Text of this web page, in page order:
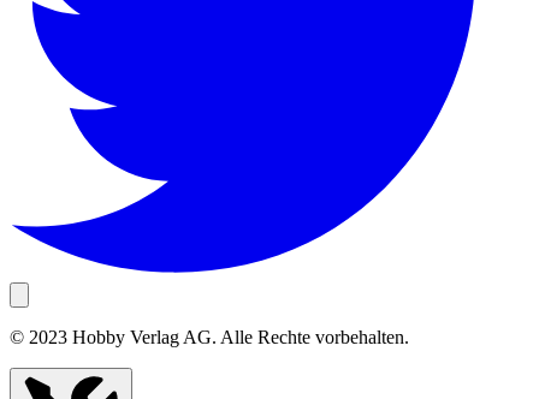
© 2023 Hobby Verlag AG. Alle Rechte vorbehalten.